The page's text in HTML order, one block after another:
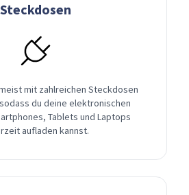
Steckdosen
mit zahlreichen Steckdosen
du deine elektronischen
Tablets und Laptops
aufladen kannst.